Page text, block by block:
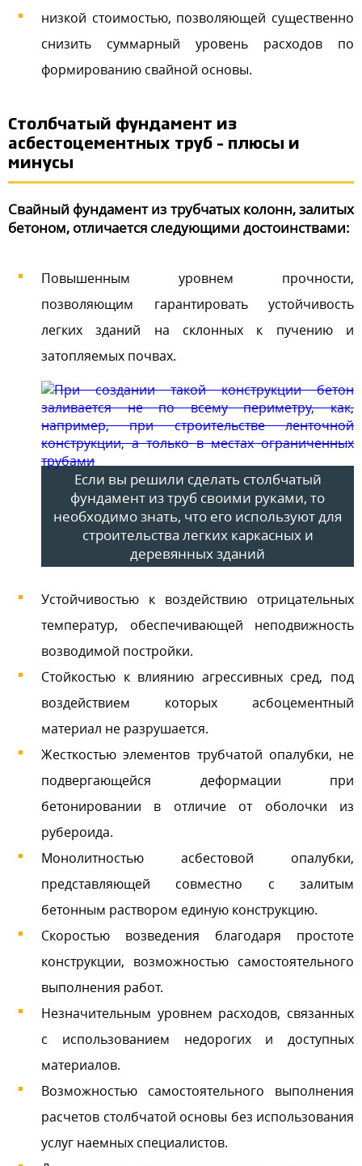
низкой стоимостью, позволяющей существенно
снизить суммарный уровень расходов по
формированию свайной основы.
Столбчатый фундамент из
асбестоцементных труб – плюсы и
минусы
Свайный фундамент из трубчатых колонн, залитых
бетоном, отличается следующими достоинствами:
Повышенным уровнем прочности,
позволяющим гарантировать устойчивость
легких зданий на склонных к пучению и
затопляемых почвах.
Если вы решили сделать столбчатый
фундамент из труб своими руками, то
необходимо знать, что его используют для
строительства легких каркасных и
деревянных зданий
Устойчивостью к воздействию отрицательных
температур, обеспечивающей неподвижность
возводимой постройки.
Стойкостью к влиянию агрессивных сред, под
воздействием которых асбоцементный
материал не разрушается.
Жесткостью элементов трубчатой опалубки, не
подвергающейся деформации при
бетонировании в отличие от оболочки из
рубероида.
Монолитностью асбестовой опалубки,
представляющей совместно с залитым
бетонным раствором единую конструкцию.
Скоростью возведения благодаря простоте
конструкции, возможностью самостоятельного
выполнения работ.
Незначительным уровнем расходов, связанных
с использованием недорогих и доступных
материалов.
Возможностью самостоятельного выполнения
расчетов столбчатой основы без использования
услуг наемных специалистов.